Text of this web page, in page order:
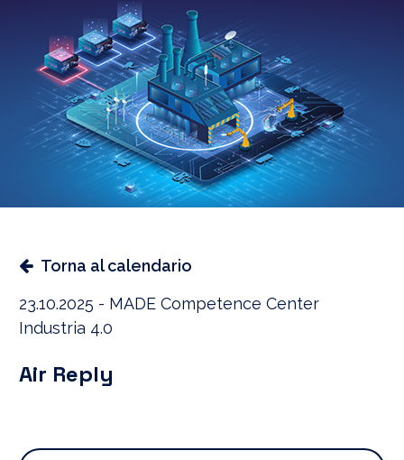
Torna al calendario
23.10.2025 - MADE Competence Center
Industria 4.0
Air Reply